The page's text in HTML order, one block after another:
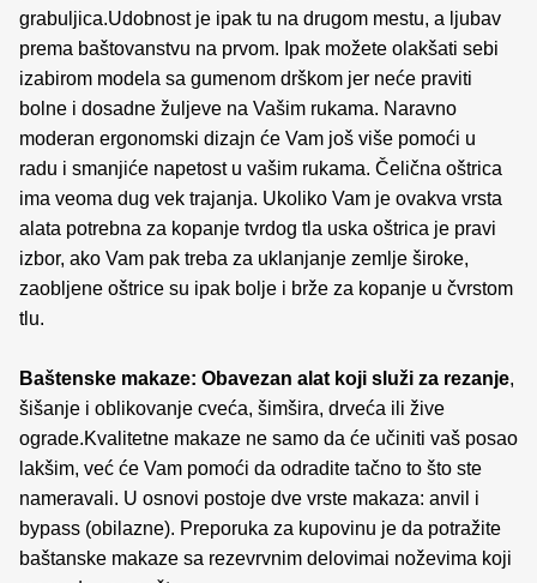
grabuljica.Udobnost je ipak tu na drugom mestu, a ljubav
prema baštovanstvu na prvom. Ipak možete olakšati sebi
izabirom modela sa gumenom drškom jer neće praviti
bolne i dosadne žuljeve na Vašim rukama. Naravno
moderan ergonomski dizajn će Vam još više pomoći u
radu i smanjiće napetost u vašim rukama. Čelična oštrica
ima veoma dug vek trajanja. Ukoliko Vam je ovakva vrsta
alata potrebna za kopanje tvrdog tla uska oštrica je pravi
izbor, ako Vam pak treba za uklanjanje zemlje široke,
zaobljene oštrice su ipak bolje i brže za kopanje u čvrstom
tlu.
Baštenske makaze: Obavezan alat koji služi za rezanje,
šišanje i oblikovanje cveća, šimšira, drveća ili žive
ograde.Kvalitetne makaze ne samo da će učiniti vaš posao
lakšim, već će Vam pomoći da odradite tačno to što ste
nameravali. U osnovi postoje dve vrste makaza: anvil i
bypass (obilazne). Preporuka za kupovinu je da potražite
baštanske makaze sa rezevrvnim delovimai noževima koji